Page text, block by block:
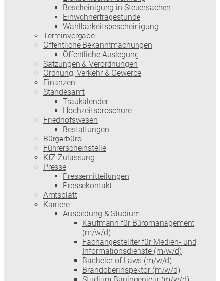
Bescheinigung in Steuersachen
Einwohnerfragestunde
Wählbarkeitsbescheinigung
Terminvergabe
Öffentliche Bekanntmachungen
Öffentliche Auslegung
Satzungen & Verordnungen
Ordnung, Verkehr & Gewerbe
Finanzen
Standesamt
Traukalender
Hochzeitsbroschüre
Friedhofswesen
Bestattungen
Bürgerbüro
Führerscheinstelle
KfZ-Zulassung
Presse
Pressemitteilungen
Pressekontakt
Amtsblatt
Karriere
Ausbildung & Studium
Kaufmann für Büromanagement
(m/w/d)
Fachangestellter für Medien- und
Informationsdienste (m/w/d)
Bachelor of Laws (m/w/d)
Brandoberinspektor (m/w/d)